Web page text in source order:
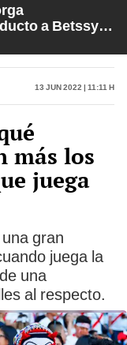
a Betssy
| Sin Guion con
Palacios
13 Jun 2022 | 11:11 h
más los
juega
gran
juega la
una
al respecto.